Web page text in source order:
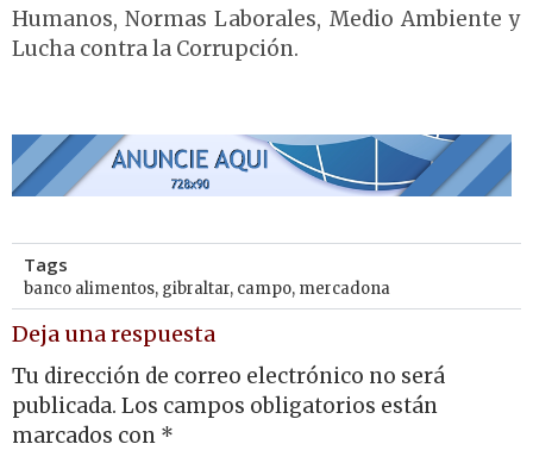
Humanos, Normas Laborales, Medio Ambiente y
Lucha contra la Corrupción.
Tags
banco alimentos, gibraltar, campo, mercadona
Deja una respuesta
Tu dirección de correo electrónico no será
publicada. Los campos obligatorios están
marcados con *